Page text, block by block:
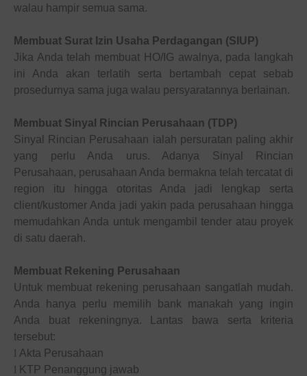
walau hampir semua sama.
Membuat Surat Izin Usaha Perdagangan (SIUP)
Jika Anda telah membuat HO/IG awalnya, pada langkah
ini Anda akan terlatih serta bertambah cepat sebab
prosedurnya sama juga walau persyaratannya berlainan.
Membuat Sinyal Rincian Perusahaan (TDP)
Sinyal Rincian Perusahaan ialah persuratan paling akhir
yang perlu Anda urus. Adanya Sinyal Rincian
Perusahaan, perusahaan Anda bermakna telah tercatat di
region itu hingga otoritas Anda jadi lengkap serta
client/kustomer Anda jadi yakin pada perusahaan hingga
memudahkan Anda untuk mengambil tender atau proyek
di satu daerah.
Membuat Rekening Perusahaan
Untuk membuat rekening perusahaan sangatlah mudah.
Anda hanya perlu memilih bank manakah yang ingin
Anda buat rekeningnya. Lantas bawa serta kriteria
tersebut:
l Akta Perusahaan
l KTP Penanggung jawab